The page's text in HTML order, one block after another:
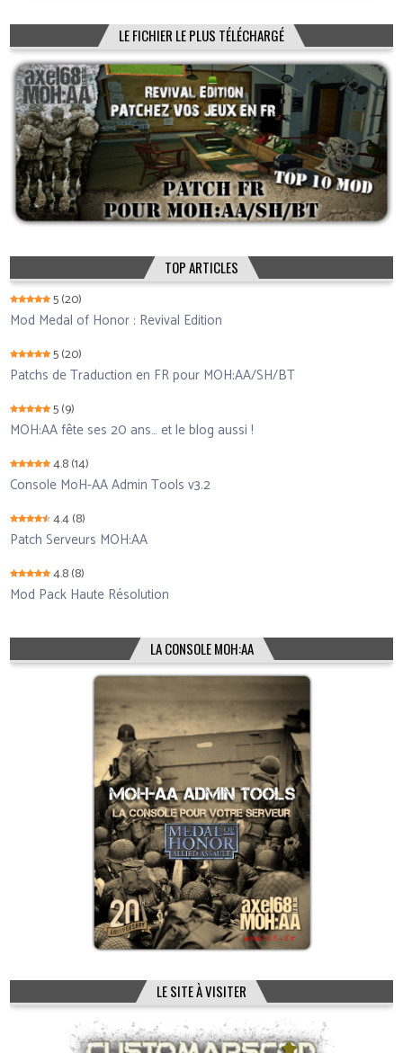
LE FICHIER LE PLUS TÉLÉCHARGÉ
TOP ARTICLES
5(20)
Mod Medal of Honor : Revival Edition
5(20)
Patchs de Traduction en FR pour MOH:AA/SH/BT
5(9)
MOH:AA fête ses 20 ans… et le blog aussi !
4.8(14)
Console MoH-AA Admin Tools v3.2
4.4(8)
Patch Serveurs MOH:AA
4.8(8)
Mod Pack Haute Résolution
LA CONSOLE MOH:AA
LE SITE À VISITER